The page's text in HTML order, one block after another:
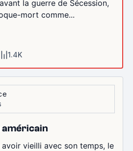
la guerre de Sécession,
mort comme...
1.4K
américain
vieilli avec son temps, le